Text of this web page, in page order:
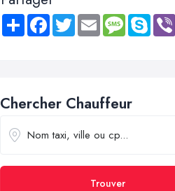
Share FacebookTwitter Email MessageSkype
Chercher Chauffeur
Trouver